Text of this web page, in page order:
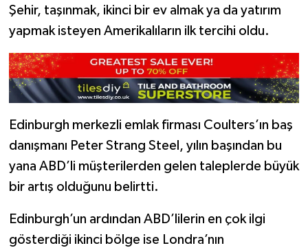
Şehir, taşınmak, ikinci bir ev almak ya da yatırım
yapmak isteyen Amerikalıların ilk tercihi oldu.
Edinburgh merkezli emlak firması Coulters’ın baş
danışmanı Peter Strang Steel, yılın başından bu
yana ABD’li müşterilerden gelen taleplerde büyük
bir artış olduğunu belirtti.
Edinburgh’un ardından ABD’lilerin en çok ilgi
gösterdiği ikinci bölge ise Londra’nın